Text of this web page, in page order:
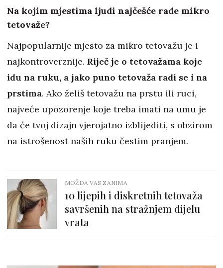
Na kojim mjestima ljudi najčešće rade mikro
tetovaže?
Najpopularnije mjesto za mikro tetovažu je i
najkontroverznije. Riječ je o tetovažama koje
idu na ruku, a jako puno tetovaža radi se i na
prstima. Ako želiš tetovažu na prstu ili ruci,
najveće upozorenje koje treba imati na umu je
da će tvoj dizajn vjerojatno izblijediti, s obzirom
na istrošenost naših ruku čestim pranjem.
MOŽDA VAS ZANIMA
10 lijepih i diskretnih tetovaža
savršenih na stražnjem dijelu
vrata